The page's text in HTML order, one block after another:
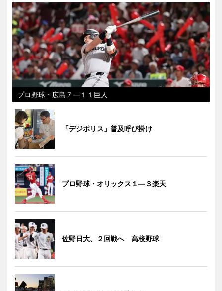
プロ野球・広島７―１１巨人
「デジポリス」普及呼び掛け
プロ野球・オリックス１―３楽天
佐野日大、２回戦へ 高校野球